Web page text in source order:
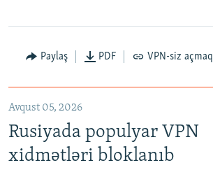
Paylaş PDF VPN-siz açmaq
Avqust 05, 2026
Rusiyada populyar VPN
xidmətləri bloklanıb